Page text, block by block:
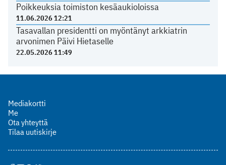
Poikkeuksia toimiston kesäaukioloissa
11.06.2026 12:21
Tasavallan presidentti on myöntänyt arkkiatrin
arvonimen Päivi Hietaselle
22.05.2026 11:49
Mediakortti
Me
Ota yhteyttä
Tilaa uutiskirje